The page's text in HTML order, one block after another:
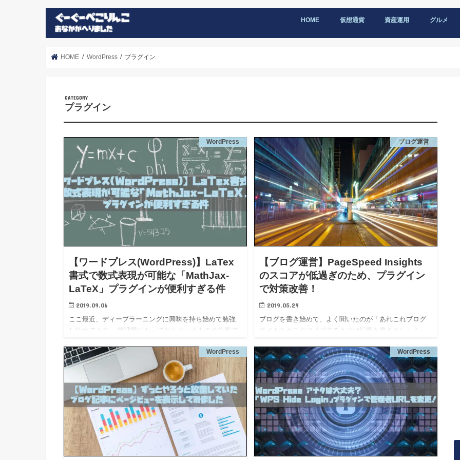
HOME 仮想通貨 資産運用 グルメ
HOME WordPress プラグイン
プラグイン
WordPress
【ワードプレス(WordPress)】LaTex
書式で数式表現が可能な「MathJax-
LaTeX」プラグインが便利すぎる件
2019.09.06
ここ最近、ディープラーニングに興味を持ち始めて勉強
し始めてます。 管理職になってからというものの仕事で
PowerPointで資料作ったり、数字遊びする毎日です。そ
んな仕事を…
ブログ運営
【ブログ運営】PageSpeed Insights
のスコアが低過ぎのため、プラグイン
で対策改善！
2019.05.29
ブログを書き始めて、よく聞いたのが「あれこれブログ
サイトをカスタマイズするよりは記事を書きましょう」
てあれやこれカスタマイズに力を入れている時期だった
ため、有料…
WordPress WordPress